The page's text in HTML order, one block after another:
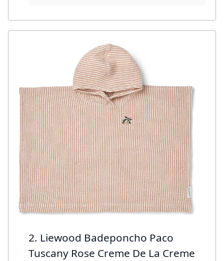
2. Liewood Badeponcho Paco
Tuscany Rose Creme De La Creme